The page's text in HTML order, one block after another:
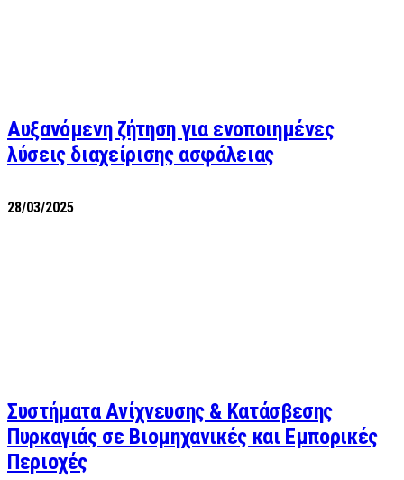
Αυξανόμενη ζήτηση για ενοποιημένες
λύσεις διαχείρισης ασφάλειας
28/03/2025
Συστήματα Ανίχνευσης & Κατάσβεσης
Πυρκαγιάς σε Βιομηχανικές και Εμπορικές
Περιοχές